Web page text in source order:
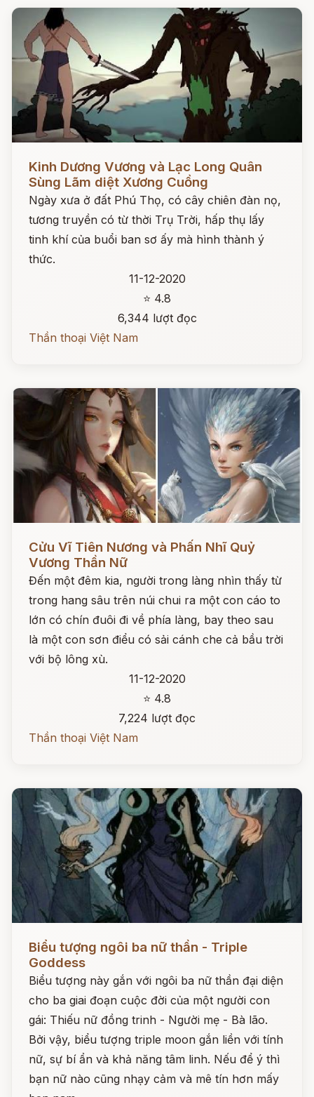
Kinh Dương Vương và Lạc Long Quân
Sùng Lãm diệt Xương Cuồng
Ngày xưa ở đất Phú Thọ, có cây chiên đàn nọ,
tương truyền có từ thời Trụ Trời, hấp thụ lấy
tinh khí của buổi ban sơ ấy mà hình thành ý
thức.
11-12-2020
⭐ 4.8
6,344 lượt đọc
Thần thoại Việt Nam
Cửu Vĩ Tiên Nương và Phấn Nhĩ Quỷ
Vương Thần Nữ
Đến một đêm kia, người trong làng nhìn thấy từ
trong hang sâu trên núi chui ra một con cáo to
lớn có chín đuôi đi về phía làng, bay theo sau
là một con sơn điểu có sải cánh che cả bầu trời
với bộ lông xù.
11-12-2020
⭐ 4.8
7,224 lượt đọc
Thần thoại Việt Nam
Đọc ngay
Biểu tượng ngôi ba nữ thần - Triple
Goddess
Biểu tượng này gắn với ngôi ba nữ thần đại diện
cho ba giai đoạn cuộc đời của một người con
gái: Thiếu nữ đồng trinh - Người mẹ - Bà lão.
Bởi vậy, biểu tượng triple moon gắn liền với tính
nữ, sự bí ẩn và khả năng tâm linh. Nếu để ý thì
bạn nữ nào cũng nhạy cảm và mê tín hơn mấy